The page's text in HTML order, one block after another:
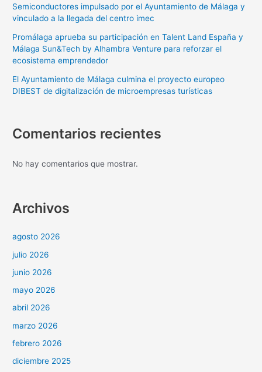
Semiconductores impulsado por el Ayuntamiento de Málaga y
vinculado a la llegada del centro imec
Promálaga aprueba su participación en Talent Land España y
Málaga Sun&Tech by Alhambra Venture para reforzar el
ecosistema emprendedor
El Ayuntamiento de Málaga culmina el proyecto europeo
DIBEST de digitalización de microempresas turísticas
Comentarios recientes
No hay comentarios que mostrar.
Archivos
agosto 2026
julio 2026
junio 2026
mayo 2026
abril 2026
marzo 2026
febrero 2026
diciembre 2025